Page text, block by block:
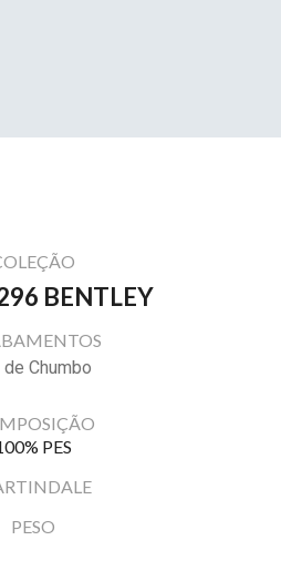
BENTLEY
de Chumbo
PES
PESO